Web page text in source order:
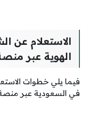
الاستعلام عن
الهوية عبر
فيما يلي خطوات
في السعودية عبر